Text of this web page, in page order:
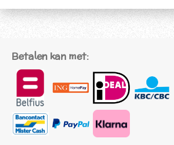
Betalen kan met: